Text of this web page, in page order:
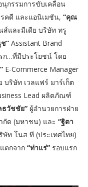
นุกรรมการขับเคลื่อน
คดี และแอนิเมชัน, “คุณ
และมีเดีย บริษัท ทรู
” Assistant Brand
…ที่มีประโยชน์ โดย
E-Commerce Manager
บริษัท เวลแฟร์ มาร์เก็ต
Lead ผลิตภัณฑ์
ธวัชชัย”ผู้อำนวยการฝ่าย
กัด (มหาชน) และ “ฐิตา
ท โนส ที (ประเทศไทย)
ตกจาก “ท่าแร่” รอบแรก